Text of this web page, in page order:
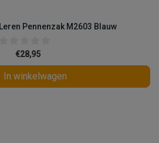
Pennenzak M2603 Blauw
€28,95
In winkelwagen